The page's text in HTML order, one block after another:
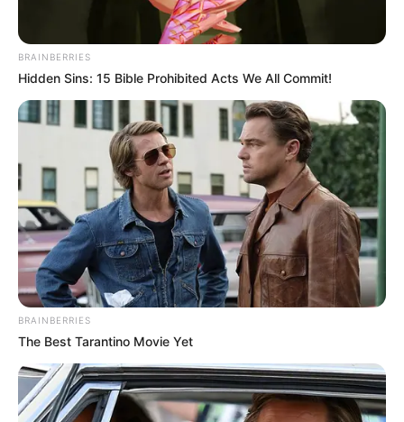
UNIRSE AL CANAL DE WHATSAPP
Un estudiante de la
Universidad Industrial de Santander
un artefacto con sustancias químicas en uno de los
baños del edificio Camilo Torres, hecho ocurrido el
pasado 15 de abril de 2026 dentro del campus
universitario.
El incidente se registró en un espacio cerrado, donde el
joven se encontraba al interior de un cubículo cuando fue
lanzado el elemento con componentes reactivos, lo que
comprometió directamente su integridad física y le
generó complicaciones respiratorias por la inhalación de
gases.
LEA TAMBIÉN
Más de 2.500 predios cambian de
BRAINBERRIES
Hidden Sins: 15 Bible Prohibited Acts We All Commit!
BRAINBERRIES
The Best Tarantino Movie Yet